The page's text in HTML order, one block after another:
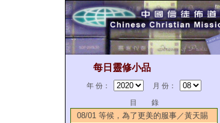
每日靈修小品
年 份：
月 份：
目 錄
08/01 等候，為了更美的服事／黃天賜